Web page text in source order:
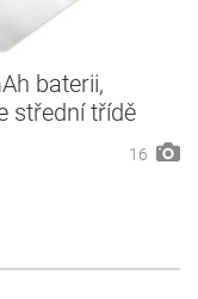
baterii,
střední třídě
16